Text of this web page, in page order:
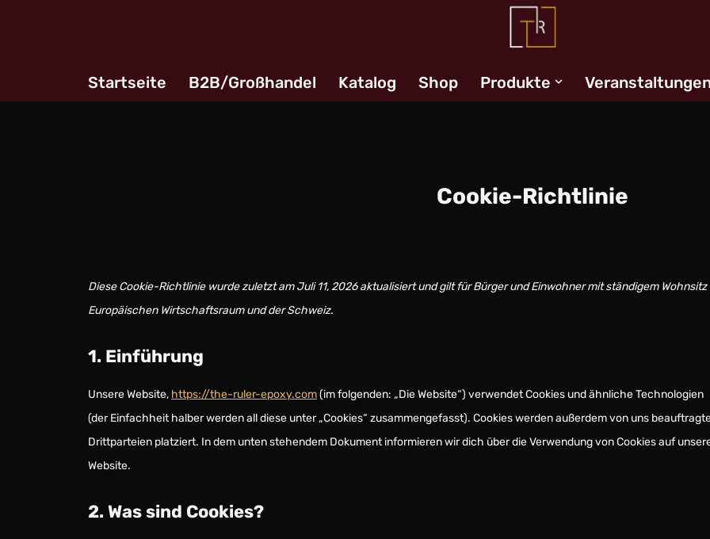
Startseite B2B/Großhandel Katalog Shop Produkte
Cookie-Richtlinie
Diese Cookie-Richtlinie wurde zuletzt am Juli 11, 2026 aktualisiert und gilt für Bürger und Einwohner mit ständigem Wohnsitz
Europäischen Wirtschaftsraum und der Schweiz.
1. Einführung
Unsere Website, https://the-ruler-epoxy.com(im folgenden: „Die Website“) verwendet Cookies und ähnliche Technologien
(der Einfachheit halber werden all diese unter „Cookies“ zusammengefasst). Cookies werden außerdem von uns
Drittparteien platziert. In dem unten stehendem Dokument informieren wir dich über die Verwendung von Cookies auf
Website.
2. Was sind Cookies?